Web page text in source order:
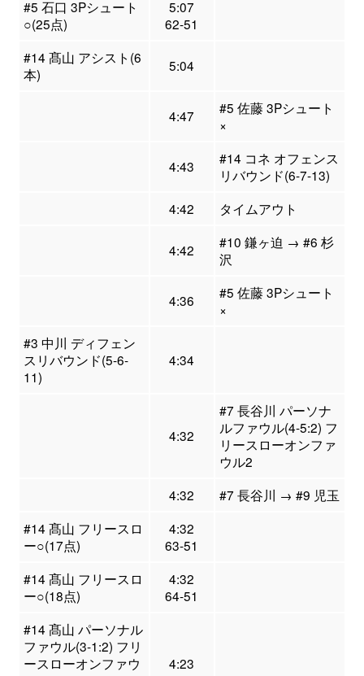
#5 石口 3Pシュート
○(25点)
5:07
62-51
#14 髙山 アシスト(6
本)
5:04
4:47
#5 佐藤 3Pシュート
×
4:43
#14 コネ オフェンス
リバウンド(6-7-13)
4:42
タイムアウト
4:42
#10 鎌ヶ迫 → #6 杉
沢
4:36
#5 佐藤 3Pシュート
×
#3 中川 ディフェン
スリバウンド(5-6-
11)
4:34
4:32
#7 長谷川 パーソナ
ルファウル(4-5:2) フ
リースローオンファ
ウル2
4:32
#7 長谷川 → #9 児玉
#14 髙山 フリースロ
ー○(17点)
4:32
63-51
#14 髙山 フリースロ
ー○(18点)
4:32
64-51
#14 髙山 パーソナル
ファウル(3-1:2) フリ
ースローオンファウ
4:23